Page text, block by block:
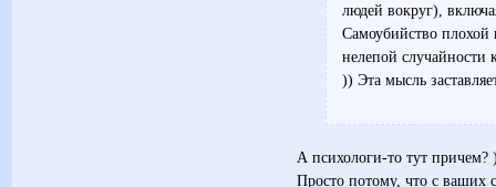
людей вокруг),
Самоубийство
нелепой случайности
)) Эта мысль
А психологи-то тут причем?
Просто потому, что с ваших